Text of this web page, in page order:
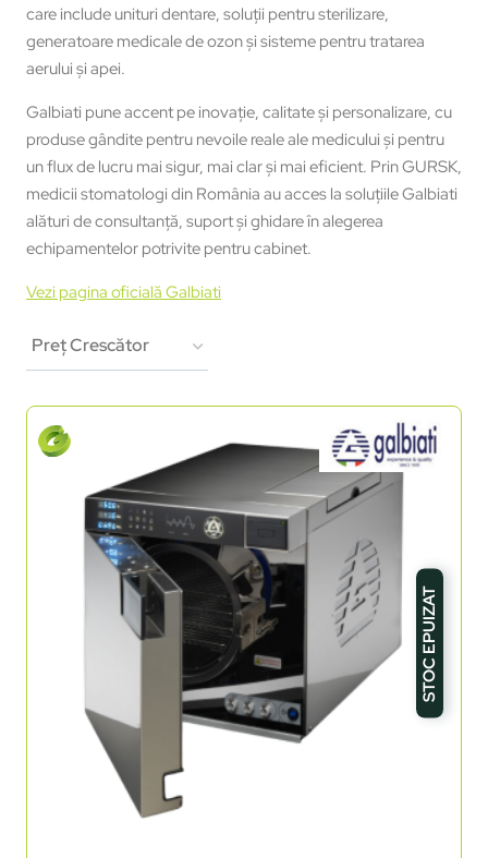
care include unituri dentare, soluții pentru sterilizare,
generatoare medicale de ozon și sisteme pentru tratarea
aerului și apei.
Galbiati pune accent pe inovație, calitate și personalizare, cu
produse gândite pentru nevoile reale ale medicului și pentru
un flux de lucru mai sigur, mai clar și mai eficient. Prin GURSK,
medicii stomatologi din România au acces la soluțiile Galbiati
alături de consultanță, suport și ghidare în alegerea
echipamentelor potrivite pentru cabinet.
Vezi pagina oficială Galbiati
STOC EPUIZAT